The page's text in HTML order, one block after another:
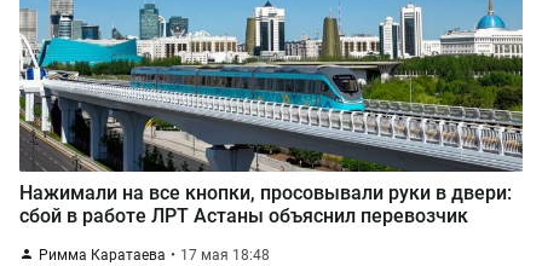
Нажимали на все кнопки, просовывали руки в двери:
сбой в работе ЛРТ Астаны объяснил перевозчик
Римма Каратаева 17 мая 18:48